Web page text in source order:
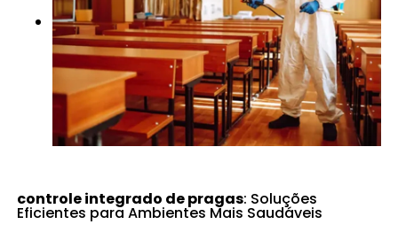
controle integrado de pragas: Soluções
Eficientes para Ambientes Mais Saudáveis